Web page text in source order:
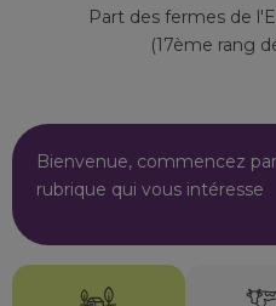
Part des fermes de
(17ème rang
Bienvenue, commencez
rubrique qui vous intéresse